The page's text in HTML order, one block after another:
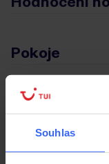
Souhlas
Pokoje
Stravování
Důležité